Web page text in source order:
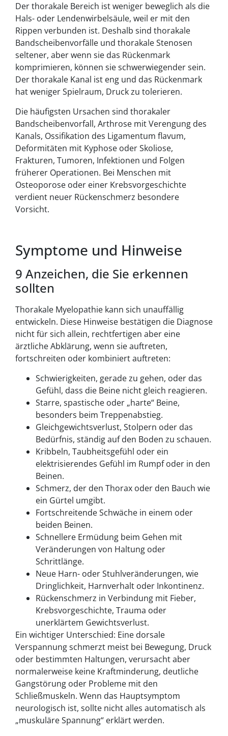
Der thorakale Bereich ist weniger beweglich als die
Hals- oder Lendenwirbelsäule, weil er mit den
Rippen verbunden ist. Deshalb sind thorakale
Bandscheibenvorfälle und thorakale Stenosen
seltener, aber wenn sie das Rückenmark
komprimieren, können sie schwerwiegender sein.
Der thorakale Kanal ist eng und das Rückenmark
hat weniger Spielraum, Druck zu tolerieren.
Die häufigsten Ursachen sind thorakaler
Bandscheibenvorfall, Arthrose mit Verengung des
Kanals, Ossifikation des Ligamentum flavum,
Deformitäten mit Kyphose oder Skoliose,
Frakturen, Tumoren, Infektionen und Folgen
früherer Operationen. Bei Menschen mit
Osteoporose oder einer Krebsvorgeschichte
verdient neuer Rückenschmerz besondere
Vorsicht.
Symptome und Hinweise
9 Anzeichen, die Sie erkennen
sollten
Thorakale Myelopathie kann sich unauffällig
entwickeln. Diese Hinweise bestätigen die Diagnose
nicht für sich allein, rechtfertigen aber eine
ärztliche Abklärung, wenn sie auftreten,
fortschreiten oder kombiniert auftreten:
Schwierigkeiten, gerade zu gehen, oder das
Gefühl, dass die Beine nicht gleich reagieren.
Starre, spastische oder „harte“ Beine,
besonders beim Treppenabstieg.
Gleichgewichtsverlust, Stolpern oder das
Bedürfnis, ständig auf den Boden zu schauen.
Kribbeln, Taubheitsgefühl oder ein
elektrisierendes Gefühl im Rumpf oder in den
Beinen.
Schmerz, der den Thorax oder den Bauch wie
ein Gürtel umgibt.
Fortschreitende Schwäche in einem oder
beiden Beinen.
Schnellere Ermüdung beim Gehen mit
Veränderungen von Haltung oder
Schrittlänge.
Neue Harn- oder Stuhlveränderungen, wie
Dringlichkeit, Harnverhalt oder Inkontinenz.
Rückenschmerz in Verbindung mit Fieber,
Krebsvorgeschichte, Trauma oder
unerklärtem Gewichtsverlust.
Ein wichtiger Unterschied: Eine dorsale
Verspannung schmerzt meist bei Bewegung, Druck
oder bestimmten Haltungen, verursacht aber
normalerweise keine Kraftminderung, deutliche
Gangstörung oder Probleme mit den
Schließmuskeln. Wenn das Hauptsymptom
neurologisch ist, sollte nicht alles automatisch als
„muskuläre Spannung“ erklärt werden.